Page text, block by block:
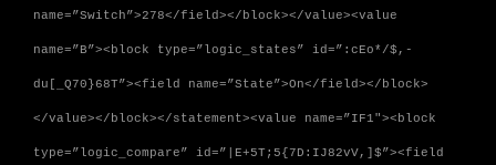
name=”Switch”>278</field></block></value><value
name=”B”><block type=”logic_states” id=”:cEo*/$,-
du[_Q70}68T”><field name=”State”>On</field></block>
</value></block></statement><value name=”IF1″><block
type=”logic_compare” id=”|E+5T;5{7D:IJ82vV,]$”><field